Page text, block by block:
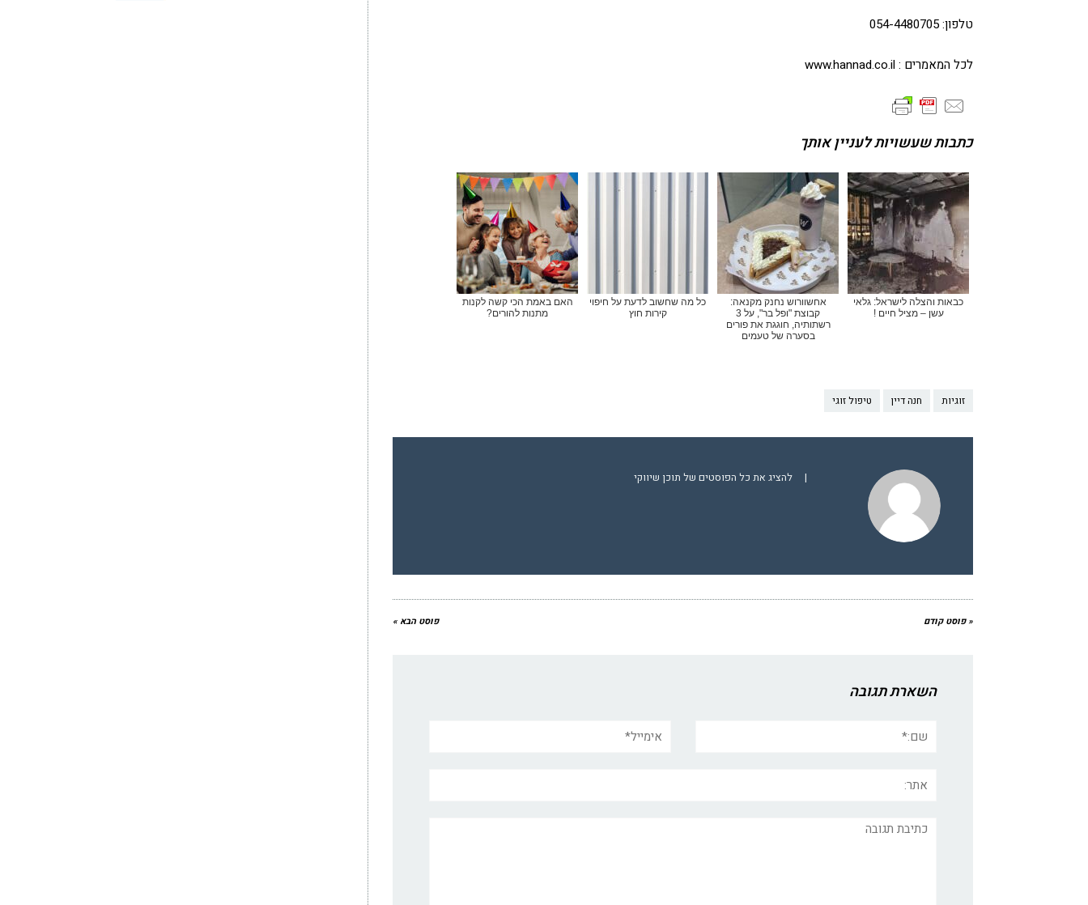
טלפון: 054-4480705
לכל המאמרים :www.hannad.co.il
כתבות שעשויות לעניין אותך
כבאות והצלה לישראל: גלאי
עשן – מציל חיים !
אחשוורוש נחנק מקנאה:
קבוצת "ופל בר", על 3
רשתותיה, חוגגת את פורים
בסערה של טעמים
כל מה שחשוב לדעת על חיפוי
קירות חוץ
האם באמת הכי קשה לקנות
מתנות להורים?
זוגיות חנה דיין טיפול זוגי
| להציג את כל הפוסטים של תוכן שיווקי
« פוסט קודם פוסט הבא »
השארת תגובה
תגובה